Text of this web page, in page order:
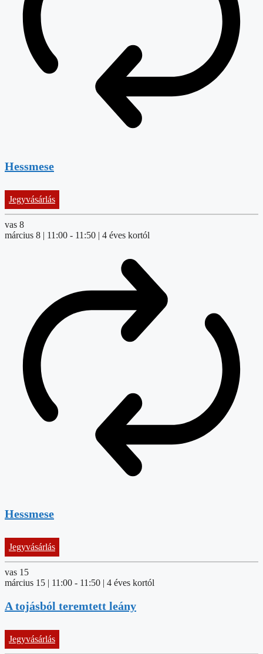
Jegyvásárlás
Hessmese
vas 8
Jegyvásárlás
március 8 | 11:00 - 11:50 | 4 éves kortól
Hessmese
vas 15
Jegyvásárlás
március 15 | 11:00 - 11:50 | 4 éves kortól
A tojásból teremtett leány